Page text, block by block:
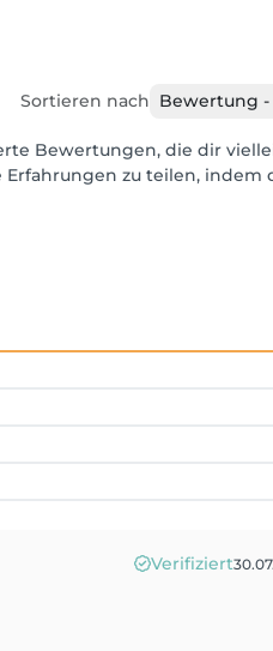
Sortieren nach Bewertung
Bewertungen, die dir
zu teilen, indem
Verifiziert